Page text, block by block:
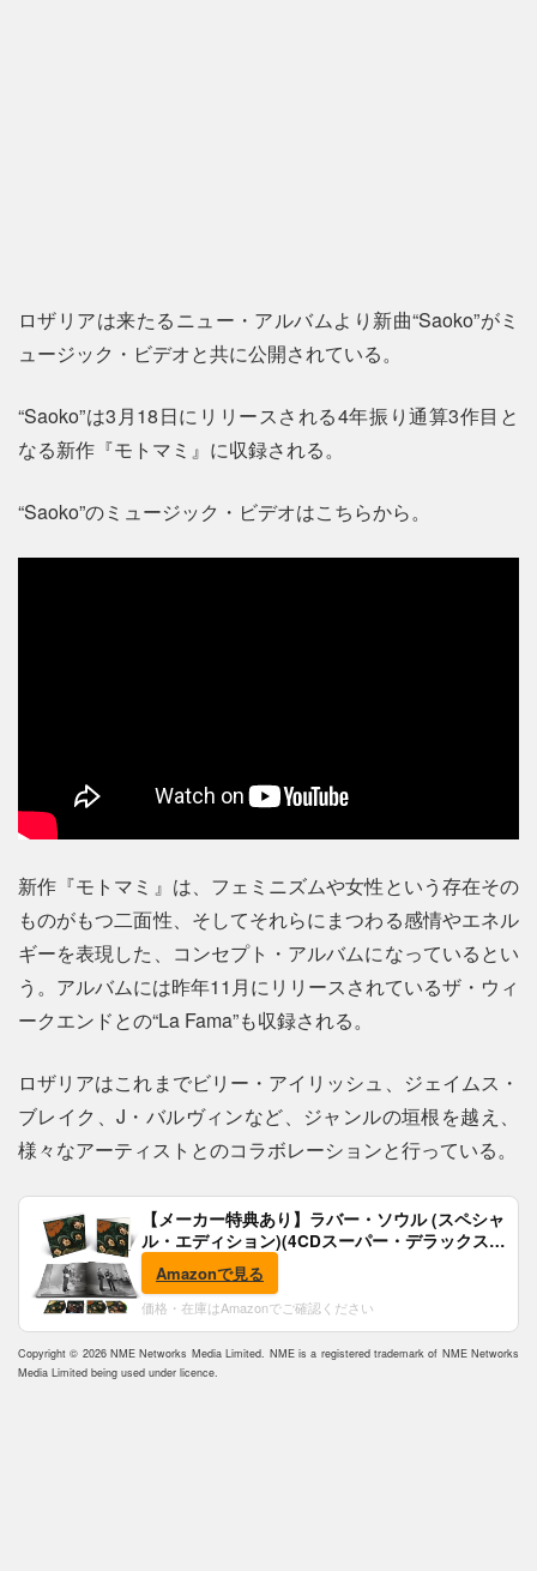
ロザリアは来たるニュー・アルバムより新曲“Saoko”がミ
ュージック・ビデオと共に公開されている。
“Saoko”は3月18日にリリースされる4年振り通算3作目と
なる新作『モトマミ』に収録される。
“Saoko”のミュージック・ビデオはこちらから。
新作『モトマミ』は、フェミニズムや女性という存在その
ものがもつ二面性、そしてそれらにまつわる感情やエネル
ギーを表現した、コンセプト・アルバムになっているとい
う。アルバムには昨年11月にリリースされているザ・ウィ
ークエンドとの“La Fama”も収録される。
ロザリアはこれまでビリー・アイリッシュ、ジェイムス・
ブレイク、J・バルヴィンなど、ジャンルの垣根を越え、
様々なアーティストとのコラボレーションと行っている。
【メーカー特典あり】ラバー・ソウル (スペシャ
ル・エディション)(4CDスーパー・デラックス)
(完全生産限定盤)(SHM-CD)(特典:B2ポスター付)
Amazonで見る
価格・在庫はAmazonでご確認ください
Copyright © 2026 NME Networks Media Limited. NME is a registered trademark of NME Networks
Media Limited being used under licence.